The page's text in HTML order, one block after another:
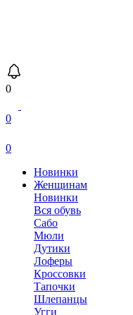
0
0
0
Новинки
Женщинам
Новинки
Вся обувь
Сабо
Мюли
Дутики
Лоферы
Кроссовки
Тапочки
Шлепанцы
Угги